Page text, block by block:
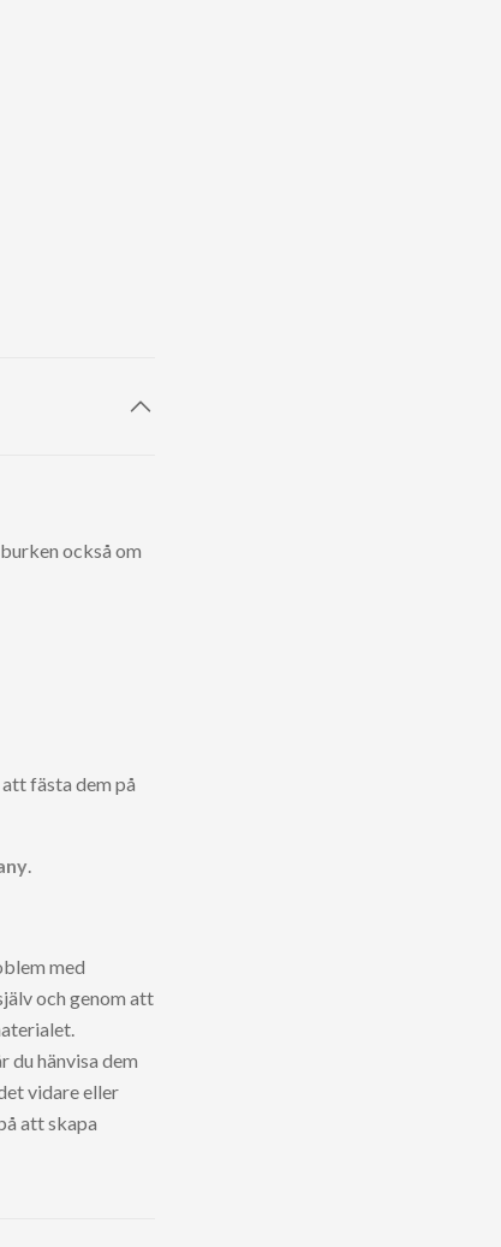
också om
fästa dem på
.
med
och genom att
du hänvisa dem
vidare eller
att skapa